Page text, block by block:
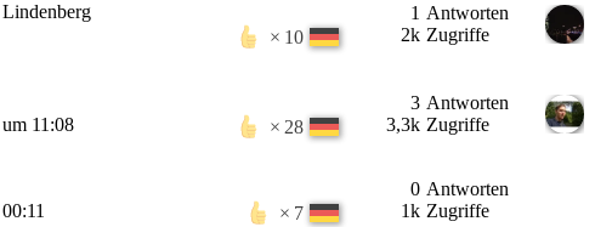
10
Antworten
1
Zugriffe
2k
28
11:08
Antworten
3
Zugriffe
3,3k
7
Antworten
0
Zugriffe
1k